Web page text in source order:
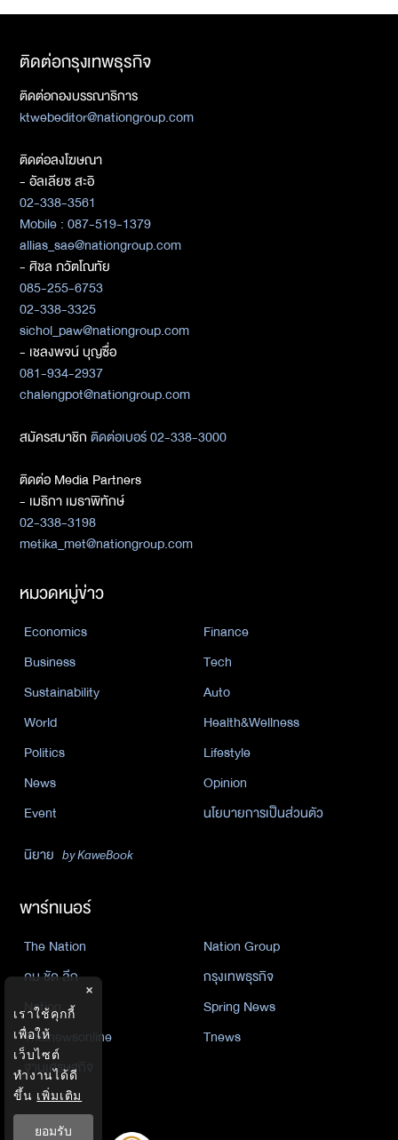
ติดต่อกรุงเทพธุรกิจ
ติดต่อกองบรรณาธิการ
ktwebeditor@nationgroup.com
ติดต่อลงโฆษณา
- อัลเลียซ สะอิ
02-338-3561
Mobile : 087-519-1379
allias_sae@nationgroup.com
- ศิชล ภวัตโณทัย
085-255-6753
02-338-3325
sichol_paw@nationgroup.com
- เชลงพจน์ บุญซื่อ
081-934-2937
chalengpot@nationgroup.com
สมัครสมาชิกติดต่อเบอร์ 02-338-3000
ติดต่อ Media Partners
- เมธิกา เมธาพิทักษ์
02-338-3198
metika_met@nationgroup.com
หมวดหมู่ข่าว
Economics
Finance
Business
Tech
Sustainability
Auto
World
Health&Wellness
Politics
Lifestyle
News
Opinion
Event
นโยบายการเป็นส่วนตัว
นิยาย by KaweBook
พาร์ทเนอร์
The Nation
Nation Group
คม ชัด ลึก
กรุงเทพธุรกิจ
Nation
Spring News
Thainewsonline
Tnews
ฐานเศรษฐกิจ
×
เราใช้คุกกี้
เพื่อให้
เว็บไซต์
ทำงานได้ดี
ขึ้น เพิ่มเติม
ยอมรับ